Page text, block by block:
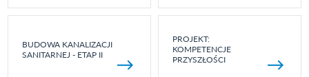
BUDOWA KANALIZACJI
SANITARNEJ - ETAP II
PROJEKT:
KOMPETENCJE
PRZYSZŁOŚCI